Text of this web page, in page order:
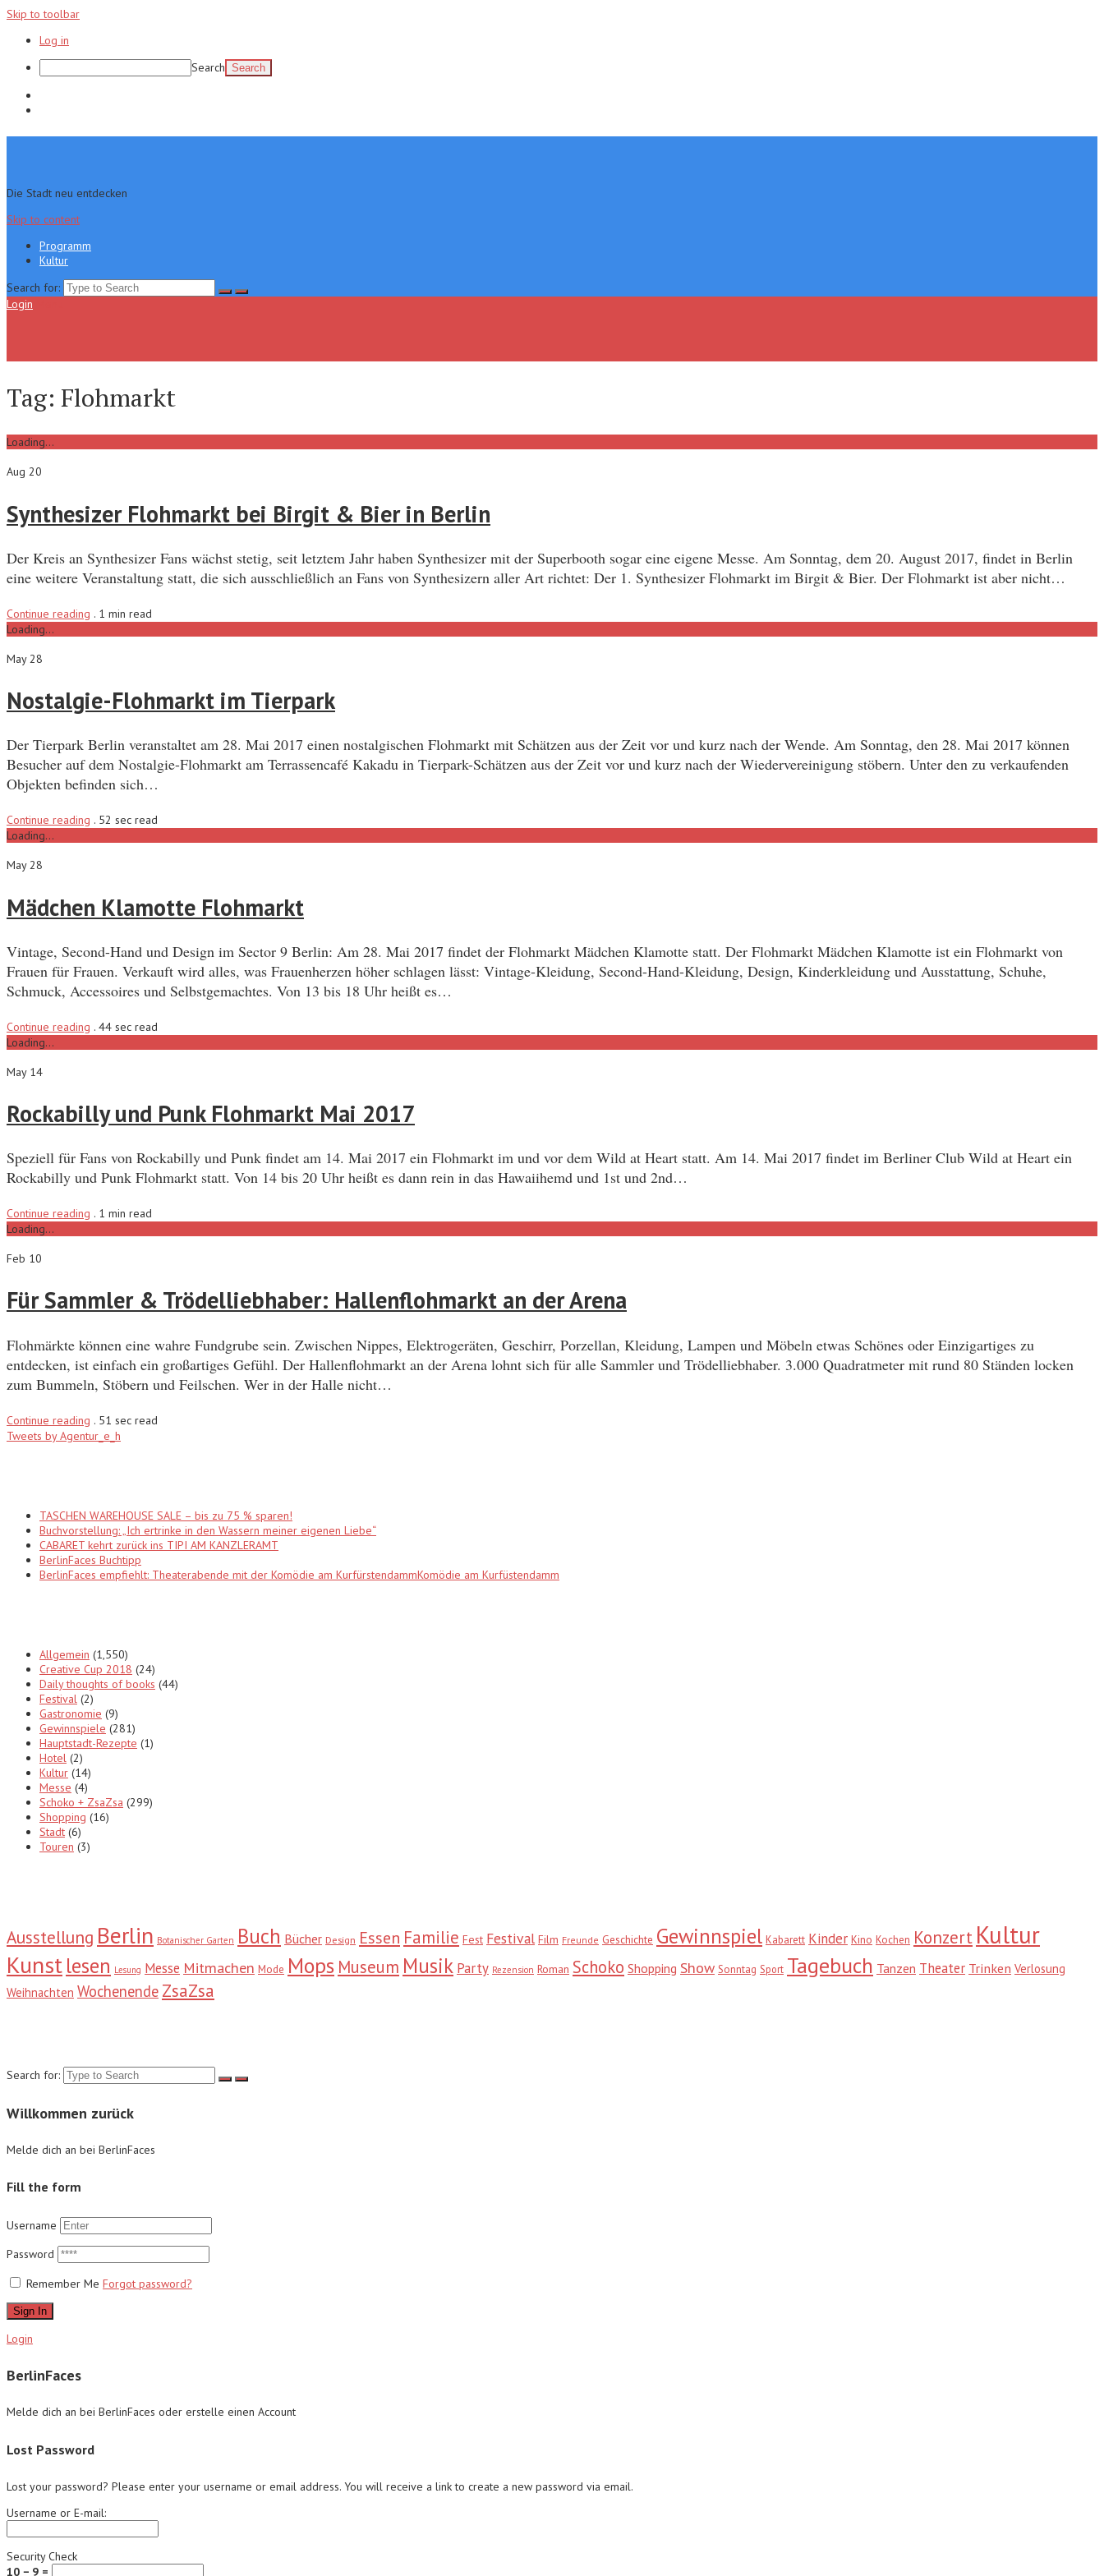
Skip to toolbar
Log in
Search
Die Stadt neu entdecken
Skip to content
Programm
Kultur
Search for:
Login
Tag: Flohmarkt
Loading...
Aug 20
Synthesizer Flohmarkt bei Birgit & Bier in Berlin
Der Kreis an Synthesizer Fans wächst stetig, seit letztem Jahr haben Synthesizer mit der Superbooth sogar eine eigene Messe. Am Sonntag, dem 20. August 2017, findet in Berlin
eine weitere Veranstaltung statt, die sich ausschließlich an Fans von Synthesizern aller Art richtet: Der 1. Synthesizer Flohmarkt im Birgit & Bier. Der Flohmarkt ist aber nicht…
Continue reading . 1 min read
Loading...
May 28
Nostalgie-Flohmarkt im Tierpark
Der Tierpark Berlin veranstaltet am 28. Mai 2017 einen nostalgischen Flohmarkt mit Schätzen aus der Zeit vor und kurz nach der Wende. Am Sonntag, den 28. Mai 2017 können
Besucher auf dem Nostalgie-Flohmarkt am Terrassencafé Kakadu in Tierpark-Schätzen aus der Zeit vor und kurz nach der Wiedervereinigung stöbern. Unter den zu verkaufenden
Objekten befinden sich…
Continue reading . 52 sec read
Loading...
May 28
Mädchen Klamotte Flohmarkt
Vintage, Second-Hand und Design im Sector 9 Berlin: Am 28. Mai 2017 findet der Flohmarkt Mädchen Klamotte statt. Der Flohmarkt Mädchen Klamotte ist ein Flohmarkt von
Frauen für Frauen. Verkauft wird alles, was Frauenherzen höher schlagen lässt: Vintage-Kleidung, Second-Hand-Kleidung, Design, Kinderkleidung und Ausstattung, Schuhe,
Schmuck, Accessoires und Selbstgemachtes. Von 13 bis 18 Uhr heißt es…
Continue reading . 44 sec read
Loading...
May 14
Rockabilly und Punk Flohmarkt Mai 2017
Speziell für Fans von Rockabilly und Punk findet am 14. Mai 2017 ein Flohmarkt im und vor dem Wild at Heart statt. Am 14. Mai 2017 findet im Berliner Club Wild at Heart ein
Rockabilly und Punk Flohmarkt statt. Von 14 bis 20 Uhr heißt es dann rein in das Hawaiihemd und 1st und 2nd…
Continue reading . 1 min read
Loading...
Feb 10
Für Sammler & Trödelliebhaber: Hallenflohmarkt an der Arena
Flohmärkte können eine wahre Fundgrube sein. Zwischen Nippes, Elektrogeräten, Geschirr, Porzellan, Kleidung, Lampen und Möbeln etwas Schönes oder Einzigartiges zu
entdecken, ist einfach ein großartiges Gefühl. Der Hallenflohmarkt an der Arena lohnt sich für alle Sammler und Trödelliebhaber. 3.000 Quadratmeter mit rund 80 Ständen locken
zum Bummeln, Stöbern und Feilschen. Wer in der Halle nicht…
Continue reading . 51 sec read
Tweets by Agentur_e_h
TASCHEN WAREHOUSE SALE – bis zu 75 % sparen!
Buchvorstellung: „Ich ertrinke in den Wassern meiner eigenen Liebe“
CABARET kehrt zurück ins TIPI AM KANZLERAMT
BerlinFaces Buchtipp
BerlinFaces empfiehlt: Theaterabende mit der Komödie am KurfürstendammKomödie am Kurfüstendamm
Allgemein (1,550)
Creative Cup 2018 (24)
Daily thoughts of books (44)
Festival (2)
Gastronomie (9)
Gewinnspiele (281)
Hauptstadt-Rezepte (1)
Hotel (2)
Kultur (14)
Messe (4)
Schoko + ZsaZsa (299)
Shopping (16)
Stadt (6)
Touren (3)
Ausstellung Berlin Botanischer Garten Buch Bücher Design Essen Familie Fest Festival Film Freunde Geschichte Gewinnspiel Kabarett Kinder Kino Kochen Konzert Kultur
Kunstlesen Lesung Messe Mitmachen Mode Mops Museum Musik Party Rezension Roman Schoko Shopping Show Sonntag Sport Tagebuch Tanzen Theater Trinken Verlosung
Weihnachten Wochenende ZsaZsa
Search for:
Willkommen zurück
Melde dich an bei BerlinFaces
Fill the form
Username
Password
Remember Me Forgot password?
Sign In
Login
BerlinFaces
Melde dich an bei BerlinFaces oder erstelle einen Account
Lost Password
Lost your password? Please enter your username or email address. You will receive a link to create a new password via email.
Username or E-mail:
Security Check
10 − 9 =